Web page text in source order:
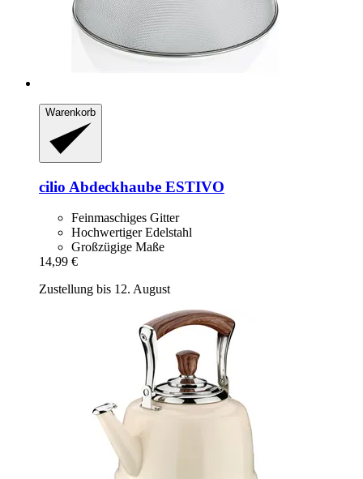
Warenkorb
cilio Abdeckhaube ESTIVO
Feinmaschiges Gitter
Hochwertiger Edelstahl
Großzügige Maße
14,99 €
Zustellung bis 12. August